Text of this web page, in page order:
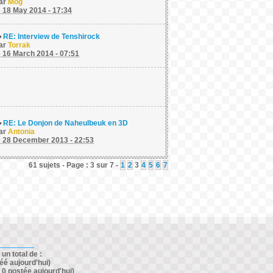
Mog
18 May 2014 - 17:34
RE: Interview de Tenshirock
Torrak
16 March 2014 - 07:51
RE: Le Donjon de Naheulbeuk en 3D
Antonia
28 December 2013 - 22:53
61 sujets - Page : 3 sur 7 - 1 2 3 4 5 6 7
total de :
aujourd'hui)
postée aujourd'hui)